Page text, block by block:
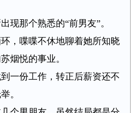
现那个熟悉的“前男友”。
，喋喋不休地聊着她所知晓
烟悦的事业。
一份工作，转正后薪资还不
。